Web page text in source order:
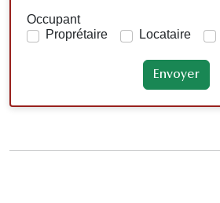
Occupant
Proprétaire
Locataire